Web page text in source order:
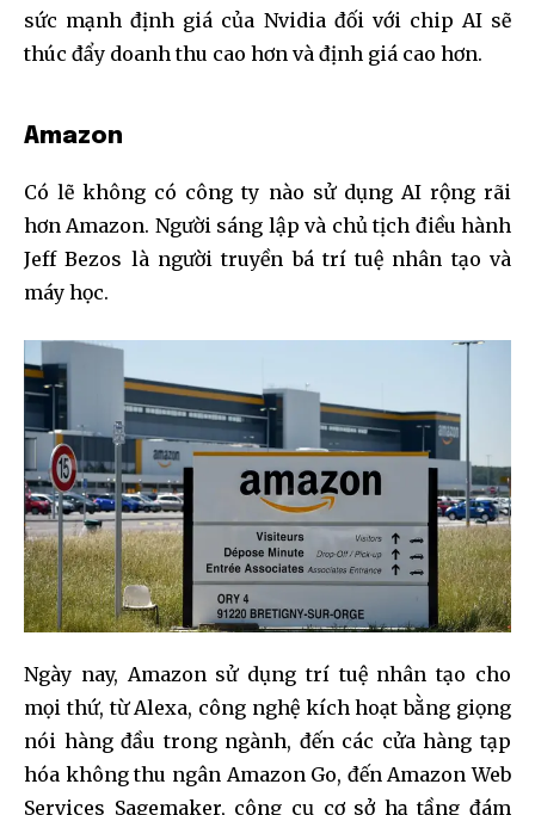
sức mạnh định giá của Nvidia đối với chip AI sẽ
thúc đẩy doanh thu cao hơn và định giá cao hơn.
Amazon
Có lẽ không có công ty nào sử dụng AI rộng rãi
hơn Amazon. Người sáng lập và chủ tịch điều hành
Jeff Bezos là người truyền bá trí tuệ nhân tạo và
máy học.
Ngày nay, Amazon sử dụng trí tuệ nhân tạo cho
mọi thứ, từ Alexa, công nghệ kích hoạt bằng giọng
nói hàng đầu trong ngành, đến các cửa hàng tạp
hóa không thu ngân Amazon Go, đến Amazon Web
Services Sagemaker, công cụ cơ sở hạ tầng đám